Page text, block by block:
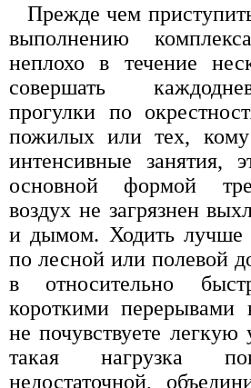
Прежде чем
выполнению
неплохо в течение
совершать
прогулки по
пожилых или тех, кому
интенсивные занятия,
основной формой
воздух не загрязнен
и дымом. Ходить лучше
по лесной или полевой
в относительно
короткими перерывами
не почувствуете легкую
такая нагрузка
недостаточной,